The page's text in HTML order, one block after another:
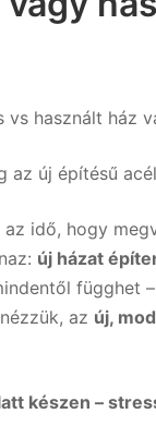
vs használt ház
az új építésű
idő, hogy
új házat
függhet
az új,
készen –